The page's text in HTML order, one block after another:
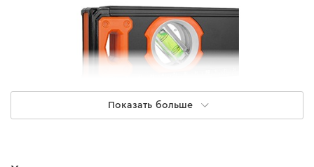
Основные преимущества
Показать больше